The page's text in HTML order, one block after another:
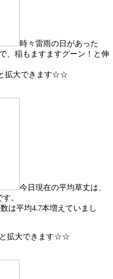
時々雷雨の日があった
、稲もますますグーン！と伸
拡大できます☆☆
今日現在の平均草丈は、
。
は平均4.7本増えていまし
拡大できます☆☆